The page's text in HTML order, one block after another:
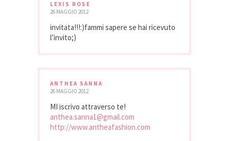
LEXIS ROSE
26 MAGGIO 2012
invitata!!!:)fammi sapere se hai ricevuto
l’invito;)
ANTHEA SANNA
26 MAGGIO 2012
MI iscrivo attraverso te!
anthea.sanna1@gmail.com
http://www.antheafashion.com